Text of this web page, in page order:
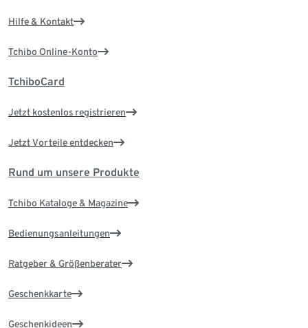
Hilfe & Kontakt
Tchibo Online-Konto
TchiboCard
Jetzt kostenlos registrieren
Jetzt Vorteile entdecken
Rund um unsere Produkte
Tchibo Kataloge & Magazine
Bedienungsanleitungen
Ratgeber & Größenberater
Geschenkkarte
Geschenkideen